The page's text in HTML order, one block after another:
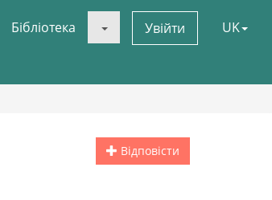
Бібліотека Увійти UK
Відповісти